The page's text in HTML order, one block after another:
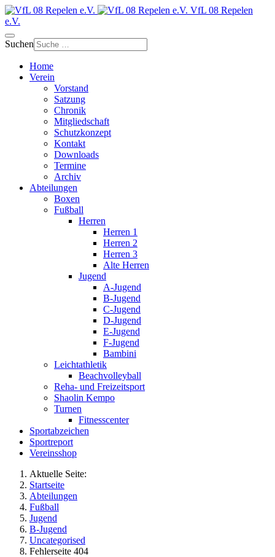
VfL 08 Repelen
e.V.
Suchen
Home
Verein
Vorstand
Satzung
Chronik
Mitgliedschaft
Schutzkonzept
Kontakt
Downloads
Termine
Archiv
Abteilungen
Boxen
Fußball
Herren
Herren 1
Herren 2
Herren 3
Alte Herren
Jugend
A-Jugend
B-Jugend
C-Jugend
D-Jugend
E-Jugend
F-Jugend
Bambini
Leichtathletik
Beachvolleyball
Reha- und Freizeitsport
Shaolin Kempo
Turnen
Fitnesscenter
Sportabzeichen
Sportreport
Vereinsshop
Aktuelle Seite:
Startseite
Abteilungen
Fußball
Jugend
B-Jugend
Uncategorised
Fehlerseite 404